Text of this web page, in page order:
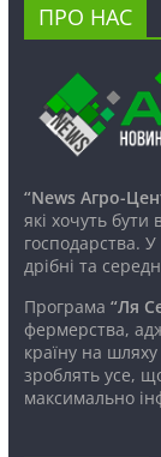
ПРО НАС
“News Агро-
які хочуть бути
господарства.
дрібні та
Програма “Ля
фермерства,
країну на
зроблять усе,
максимально